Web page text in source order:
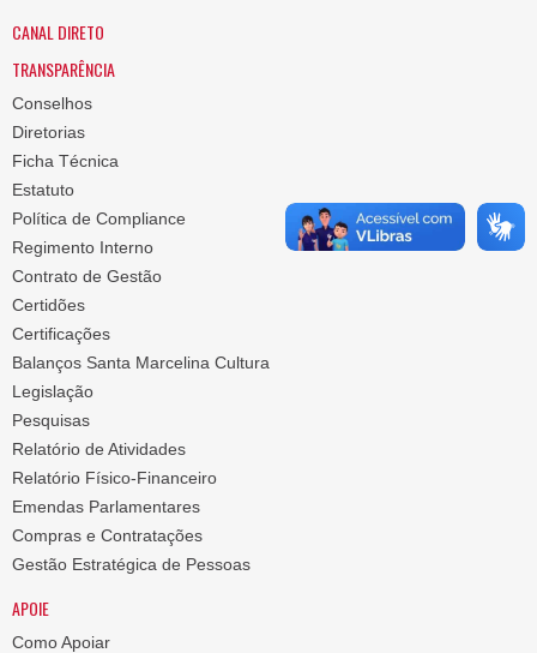
CANAL DIRETO
TRANSPARÊNCIA
Conselhos
Diretorias
Ficha Técnica
Estatuto
Política de Compliance
Regimento Interno
Contrato de Gestão
Certidões
Certificações
Balanços Santa Marcelina Cultura
Legislação
Pesquisas
Relatório de Atividades
Relatório Físico-Financeiro
Emendas Parlamentares
Compras e Contratações
Gestão Estratégica de Pessoas
APOIE
Como Apoiar